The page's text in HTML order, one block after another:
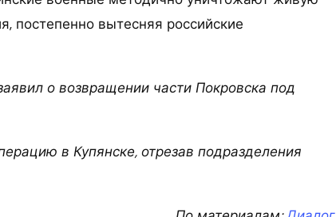
постепенно вытесняя российские
о возвращении части Покровска под
в Купянске, отрезав подразделения